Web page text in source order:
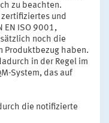
zu beachten.
und
EN ISO 9001,
noch die
Produktbezug haben.
in der Regel im
System, das auf
die notifizierte